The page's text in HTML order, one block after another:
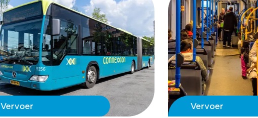
Vervoer Vervoer